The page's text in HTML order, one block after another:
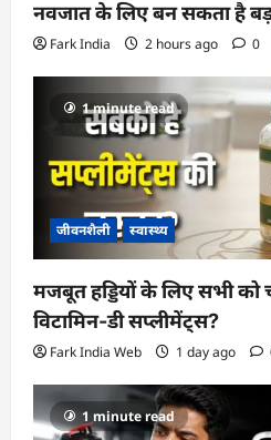
नवजात के लिए बन सकता है
Fark India 2 hours ago 0
1 minute read
जीवनशैली स्वास्थ्य
मजबूत हड्डियों के लिए सभी
विटामिन-डी सप्लीमेंट्स?
Fark India Web 1 day ago
1 minute read